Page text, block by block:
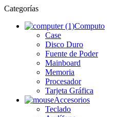
Categorías
Computo
Case
Disco Duro
Fuente de Poder
Mainboard
Memoria
Procesador
Tarjeta Gráfica
Accesorios
Teclado